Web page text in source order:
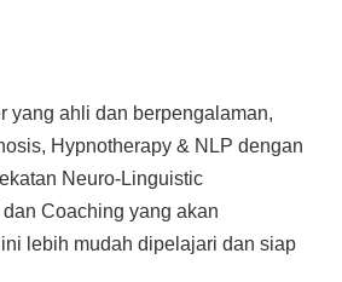
yang ahli dan berpengalaman,
Hypnotherapy & NLP dengan
Neuro-Linguistic
Coaching yang akan
lebih mudah dipelajari dan siap